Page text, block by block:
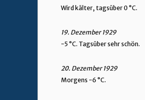
Wird kälter, tagsüber 0 °C.
19. Dezember 1929
-5 °C. Tagsüber sehr schön.
20. Dezember 1929
Morgens -6 °C.